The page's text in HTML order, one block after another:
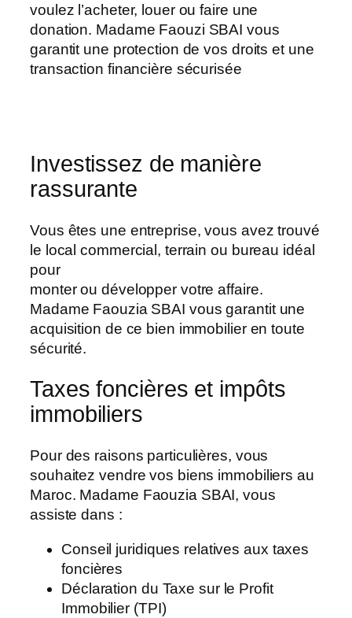
voulez l’acheter, louer ou faire une
donation. Madame Faouzi SBAI vous
garantit une protection de vos droits et une
transaction financière sécurisée
Investissez de manière
rassurante
Vous êtes une entreprise, vous avez trouvé
le local commercial, terrain ou bureau idéal
pour
monter ou développer votre affaire.
Madame Faouzia SBAI vous garantit une
acquisition de ce bien immobilier en toute
sécurité.
Taxes foncières et impôts
immobiliers
Pour des raisons particulières, vous
souhaitez vendre vos biens immobiliers au
Maroc. Madame Faouzia SBAI, vous
assiste dans :
Conseil juridiques relatives aux taxes
foncières
Déclaration du Taxe sur le Profit
Immobilier (TPI)